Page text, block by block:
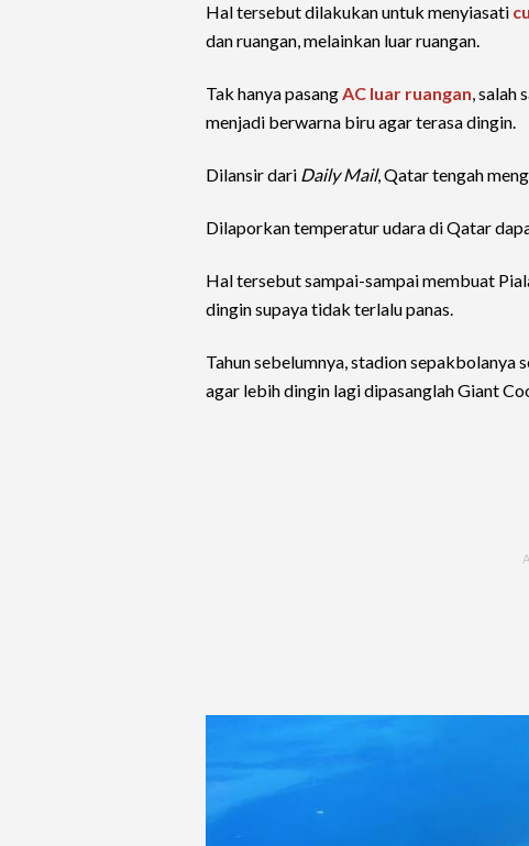
Hal tersebut dilakukan untuk menyiasati
dan ruangan, melainkan luar ruangan.
Tak hanya pasangAC luar ruangan, salah
menjadi berwarna biru agar terasa dingin.
Dilansir dari Daily Mail, Qatar tengah
Dilaporkan temperatur udara di Qatar
Hal tersebut sampai-sampai membuat
dingin supaya tidak terlalu panas.
Tahun sebelumnya, stadion sepakbolanya
agar lebih dingin lagi dipasanglah Giant